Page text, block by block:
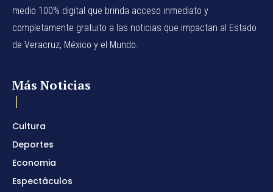
medio 100% digital que brinda acceso inmediato y
completamente gratuito a las noticias que impactan al Estado
de Veracruz, México y el Mundo.
Más Noticias
Cultura
Deportes
Economia
Espectáculos